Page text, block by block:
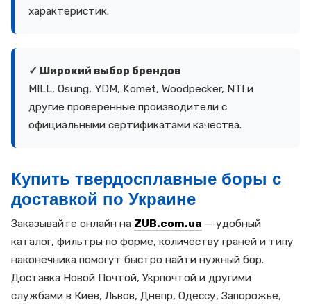
характеристик.
✓ Широкий выбор брендов
MILL, Osung, YDM, Komet, Woodpecker, NTI и
другие проверенные производители с
официальными сертификатами качества.
Купить твердосплавные боры с
доставкой по Украине
Заказывайте онлайн на ZUB.com.ua — удобный
каталог, фильтры по форме, количеству граней и типу
наконечника помогут быстро найти нужный бор.
Доставка Новой Почтой, Укрпочтой и другими
службами в Киев, Львов, Днепр, Одессу, Запорожье,